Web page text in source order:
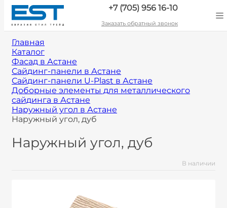
+7 (705) 956 16-10
Заказать обратный звонок
Главная
Каталог
Фасад в Астане
Сайдинг-панели в Астане
Сайдинг-панели U-Plast в Астане
Доборные элементы для металлического
сайдинга в Астане
Наружный угол в Астане
Наружный угол, дуб
Наружный угол, дуб
В наличии